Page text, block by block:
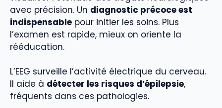
avec précision. Un diagnostic précoce est
indispensable pour initier les soins. Plus
l’examen est rapide, mieux on oriente la
rééducation.
L’EEG surveille l’activité électrique du cerveau.
Il aide à détecter les risques d’épilepsie,
fréquents dans ces pathologies.